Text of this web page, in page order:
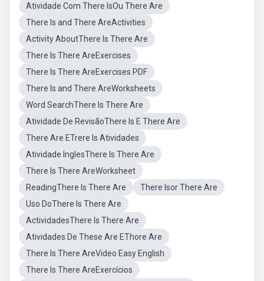
Atividade Com There IsOu There Are
There Is and There AreActivities
Activity AboutThere Is There Are
There Is There AreExercises
There Is There AreExercises PDF
There Is and There AreWorksheets
Word SearchThere Is There Are
Atividade De RevisãoThere Is E There Are
There Are ETrere Is Atividades
Atividade InglesThere Is There Are
There Is There AreWorksheet
ReadingThere Is There Are
There Isor There Are
Uso DoThere Is There Are
ActividadesThere Is There Are
Atividades De These Are EThore Are
There Is There AreVideo Easy English
There Is There AreExercícios